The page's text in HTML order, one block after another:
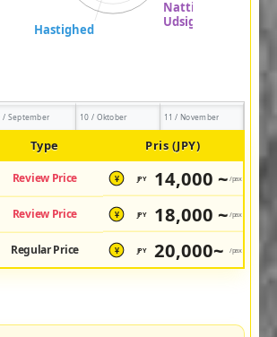
/ September 10 / Oktober 11 / November
Type Pris (JPY)
Review Price ¥ JPY 14,000 ~ /pax
Review Price ¥ JPY 18,000 ~ /pax
Regular Price ¥ JPY 20,000~ /pax